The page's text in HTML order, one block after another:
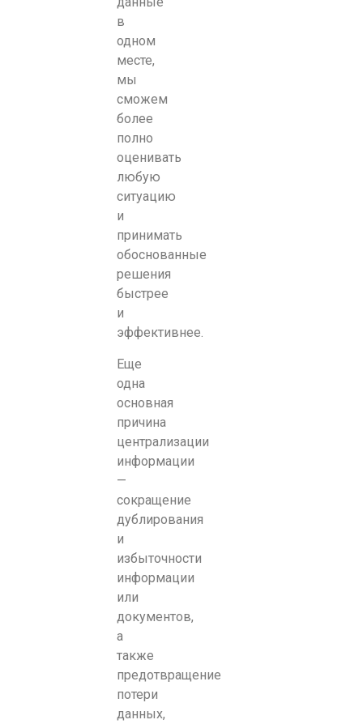
в
одном
месте,
мы
сможем
более
полно
оценивать
любую
ситуацию
и
принимать
обоснованные
решения
быстрее
и
эффективнее.
Еще
одна
основная
причина
централизации
информации
—
сокращение
дублирования
и
избыточности
информации
или
документов,
а
также
предотвращение
потери
данных,